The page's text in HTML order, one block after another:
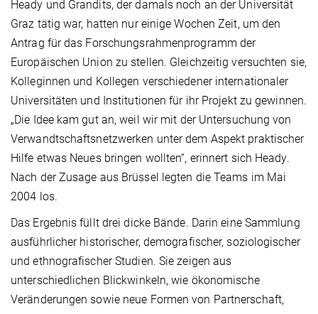
Heady und Grandits, der damals noch an der Universität
Graz tätig war, hatten nur einige Wochen Zeit, um den
Antrag für das Forschungsrahmenprogramm der
Europäischen Union zu stellen. Gleichzeitig versuchten sie,
Kolleginnen und Kollegen verschiedener internationaler
Universitäten und Institutionen für ihr Projekt zu gewinnen.
„Die Idee kam gut an, weil wir mit der Untersuchung von
Verwandtschaftsnetzwerken unter dem Aspekt praktischer
Hilfe etwas Neues bringen wollten“, erinnert sich Heady.
Nach der Zusage aus Brüssel legten die Teams im Mai
2004 los.
Das Ergebnis füllt drei dicke Bände. Darin eine Sammlung
ausführlicher historischer, demografischer, soziologischer
und ethnografischer Studien. Sie zeigen aus
unterschiedlichen Blickwinkeln, wie ökonomische
Veränderungen sowie neue Formen von Partnerschaft,